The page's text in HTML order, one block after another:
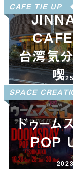
CAFE JACK
CAFE TIE UP
台湾気
喫
CAFE JACK
SPACE
ドゥーム
POP